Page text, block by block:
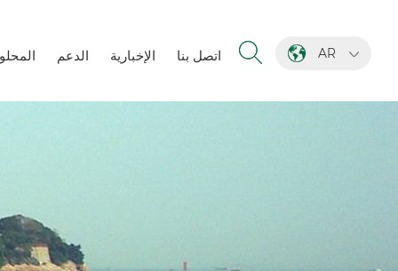
AR الدعم الإخبارية اتصل بنا